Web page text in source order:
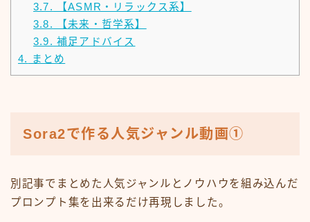
3.7.
【ASMR・リラックス系】
3.8.
【未来・哲学系】
3.9. 補足アドバイス
4.
まとめ
Sora2で作る人気ジャンル動画①
別記事でまとめた人気ジャンルとノウハウを組み込んだ
プロンプト集を出来るだけ再現しました。